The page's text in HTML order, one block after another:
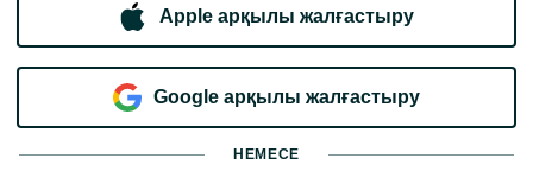
Apple арқылы жалғастыру
Google арқылы жалғастыру
НЕМЕСЕ